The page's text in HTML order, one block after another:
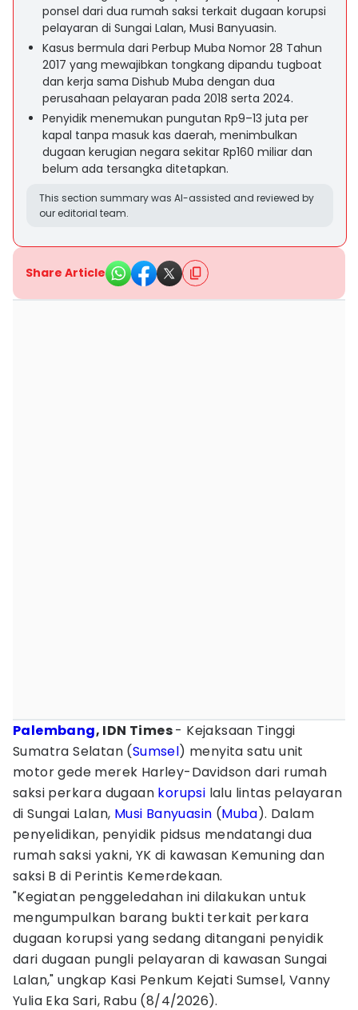
ponsel dari dua rumah saksi terkait dugaan korupsi
pelayaran di Sungai Lalan, Musi Banyuasin.
Kasus bermula dari Perbup Muba Nomor 28 Tahun
2017 yang mewajibkan tongkang dipandu tugboat
dan kerja sama Dishub Muba dengan dua
perusahaan pelayaran pada 2018 serta 2024.
Penyidik menemukan pungutan Rp9–13 juta per
kapal tanpa masuk kas daerah, menimbulkan
dugaan kerugian negara sekitar Rp160 miliar dan
belum ada tersangka ditetapkan.
This section summary was AI-assisted and reviewed by
our editorial team.
Share Article
Palembang, IDN Times- Kejaksaan Tinggi
Sumatra Selatan (Sumsel) menyita satu unit
motor gede merek Harley-Davidson dari rumah
saksi perkara dugaan korupsi lalu lintas pelayaran
di Sungai Lalan, Musi Banyuasin (Muba). Dalam
penyelidikan, penyidik pidsus mendatangi dua
rumah saksi yakni, YK di kawasan Kemuning dan
saksi B di Perintis Kemerdekaan.
"Kegiatan penggeledahan ini dilakukan untuk
mengumpulkan barang bukti terkait perkara
dugaan korupsi yang sedang ditangani penyidik
dari dugaan pungli pelayaran di kawasan Sungai
Lalan," ungkap Kasi Penkum Kejati Sumsel, Vanny
Yulia Eka Sari, Rabu (8/4/2026).